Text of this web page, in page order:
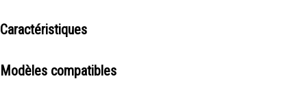
Caractéristiques
Modèles compatibles